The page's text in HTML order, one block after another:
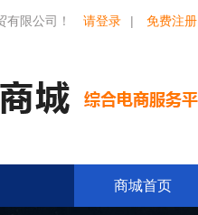
限公司！ 请登录 | 免费注册
商城首页